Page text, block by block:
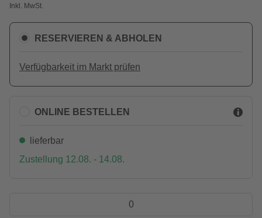
Inkl. MwSt.
RESERVIEREN & ABHOLEN
Verfügbarkeit im Markt prüfen
ONLINE BESTELLEN
lieferbar
Zustellung 12.08. - 14.08.